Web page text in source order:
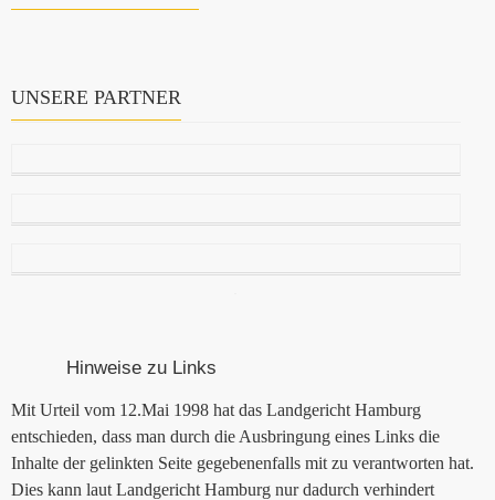
UNSERE PARTNER
Hinweise zu Links
Mit Urteil vom 12.Mai 1998 hat das Landgericht Hamburg
entschieden, dass man durch die Ausbringung eines Links die
Inhalte der gelinkten Seite gegebenenfalls mit zu verantworten hat.
Dies kann laut Landgericht Hamburg nur dadurch verhindert